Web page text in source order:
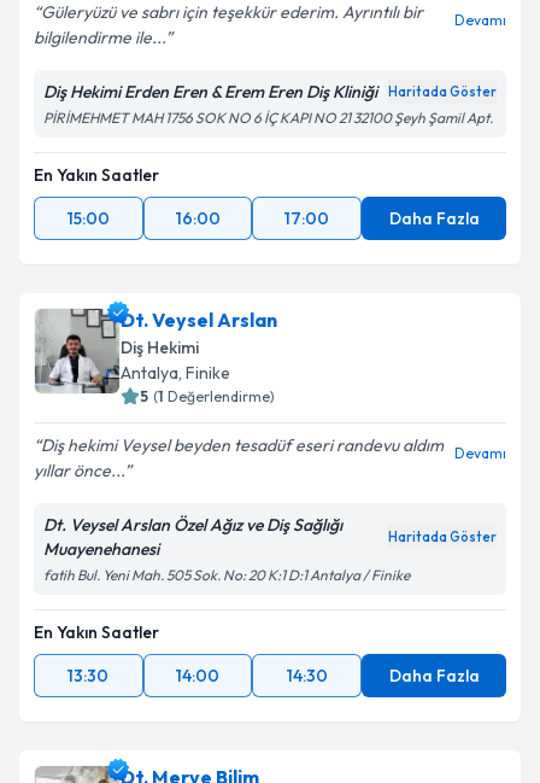
Güleryüzü ve sabrı için teşekkür ederim. Ayrıntılı bir
bilgilendirme ile...
Devamı
Diş Hekimi Erden Eren & Erem Eren Diş Kliniği Haritada Göster
PİRİMEHMET MAH 1756 SOK NO 6 İÇ KAPI NO 21 32100 Şeyh Şamil Apt.
En Yakın Saatler
15:00
16:00 17:00 Daha Fazla
Dt. Veysel Arslan
Diş Hekimi
Antalya, Finike
5 (1 Değerlendirme)
Diş hekimi Veysel beyden tesadüf eseri randevu aldım
yıllar önce...
Devamı
Dt. Veysel Arslan Özel Ağız ve Diş Sağlığı
Muayenehanesi
Haritada Göster
fatih Bul. Yeni Mah. 505 Sok. No: 20 K:1 D:1 Antalya / Finike
En Yakın Saatler
13:30
14:00 14:30 Daha Fazla
Dt. Merve Bilim